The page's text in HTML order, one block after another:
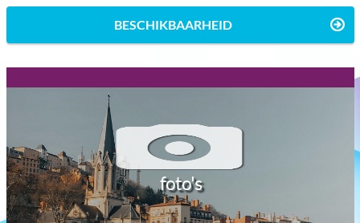
BESCHIKBAARHEID
foto's